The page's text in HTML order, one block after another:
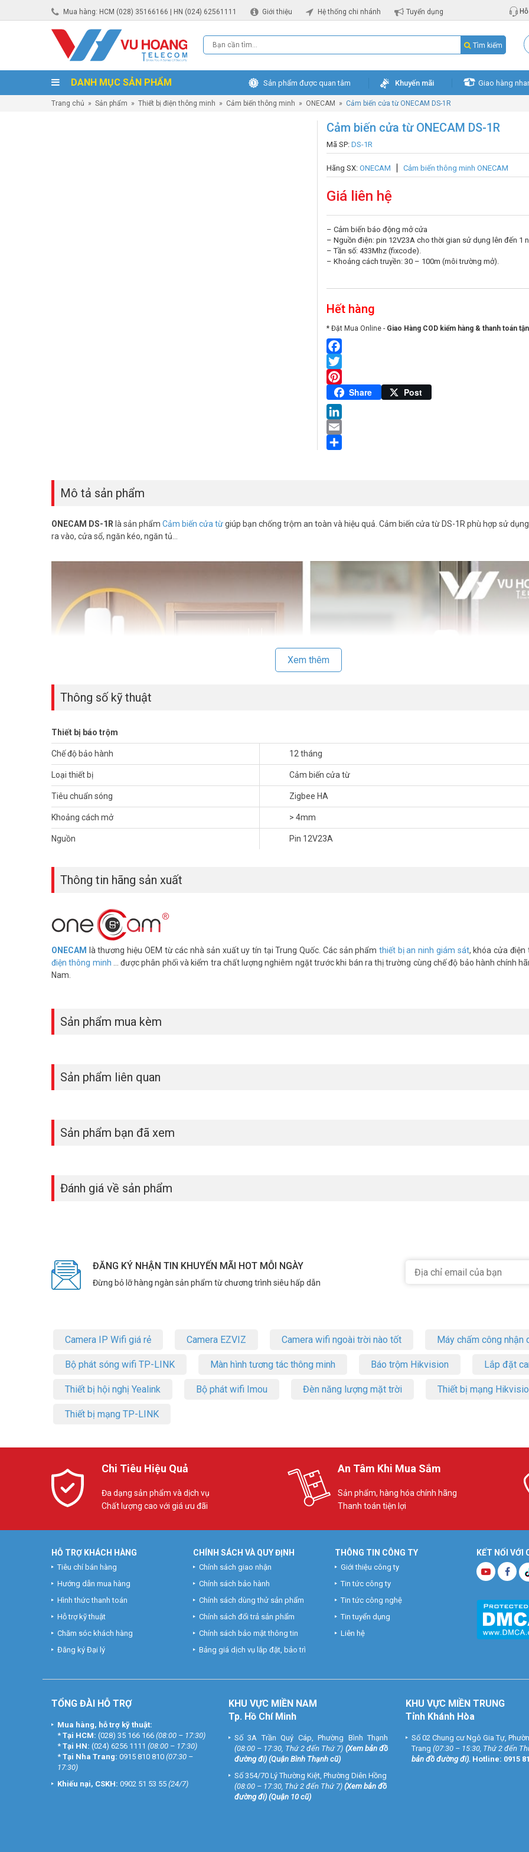
Mua hàng: HCM (028) 35166166 | HN (024) 62561111 Giới thiệu Hệ thống chi nhánh Tuyển dụng Hỗ
Tìm kiếm
DANH MỤC SẢN PHẨM Sản phẩm được quan tâm Khuyến mãi Giao hàng
Trang chủ » Sản phẩm » Thiết bị điện thông minh » Cảm biến thông minh » ONECAM » Cảm biến cửa từ ONECAM DS-1R
Cảm biến cửa từ ONECAM DS-1R
Mã SP: DS-1R
Hãng SX: ONECAM Cảm biến thông minh ONECAM
Giá liên hệ
– Cảm biến báo động mở cửa
– Nguồn điện: pin 12V23A cho thời gian sử dụng lên đến 1
– Tần số: 433Mhz (fixcode).
– Khoảng cách truyền: 30 – 100m (môi trường mở).
Hết hàng
* Đặt Mua Online - Giao Hàng COD kiểm hàng & thanh toán
Facebook
Twitter
Pinterest
Share Post
LinkedIn
Email
Mô tả sản phẩm
ONECAM DS-1R là sản phẩm Cảm biến cửa từgiúp bạn chống trộm an toàn và hiệu quả. Cảm biến cửa từ DS-1R phù hợp sử
ra vào, cửa sổ, ngăn kéo, ngăn tủ…
phép bạn gắn cảm biến lên cửa sổ hoặc cửa ra vào dễ dàng.
năm không cần thay.
Thông số kỹ thuật cảm biến mở cửa ONECAM DS-1R
Xem thêm
Thông số kỹ thuật
Thiết bị báo trộm
Chế độ bảo hành 12 tháng
Loại thiết bị Cảm biến cửa từ
Tiêu chuẩn sóng Zigbee HA
Khoảng cách mở > 4mm
Nguồn Pin 12V23A
Thông tin hãng sản xuất
ONECAM là thương hiệu OEM từ các nhà sản xuất uy tín tại Trung Quốc. Các sản phẩmthiết bị an ninh giám sát, khóa cửa
điện thông minh ... được phân phối và kiểm tra chất lượng nghiêm ngặt trước khi bán ra thị trường cùng chế độ bảo hành chính
Nam.
Sản phẩm mua kèm
Sản phẩm liên quan
Sản phẩm bạn đã xem
Đánh giá về sản phẩm
ĐĂNG KÝ NHẬN TIN KHUYẾN MÃI HOT MỖI NGÀY
Đừng bỏ lỡ hàng ngàn sản phẩm từ chương trình siêu hấp dẫn
Camera IP Wifi giá rẻ Camera EZVIZ Camera wifi ngoài trời nào tốt Máy chấm công nhận
Bộ phát sóng wifi TP-LINK Màn hình tương tác thông minh Báo trộm Hikvision Lắp đặt
Thiết bị hội nghị Yealink Bộ phát wifi Imou Đèn năng lượng mặt trời Thiết bị mạng
Thiết bị mạng TP-LINK
Chi Tiêu Hiệu Quả
Đa dạng sản phẩm và dịch vụ
Chất lượng cao với giá ưu đãi
An Tâm Khi Mua Sắm
Sản phẩm, hàng hóa chính hãng
Thanh toán tiện lợi
KẾT NỐI VỚI
HỖ TRỢ KHÁCH HÀNG
Tiêu chí bán hàng
Hướng dẫn mua hàng
Hình thức thanh toán
Hỗ trợ kỹ thuật
Chăm sóc khách hàng
Đăng ký Đại lý
CHÍNH SÁCH VÀ QUY ĐỊNH
Chính sách giao nhận
Chính sách bảo hành
Chính sách dùng thử sản phẩm
Chính sách đổi trả sản phẩm
Chính sách bảo mật thông tin
Bảng giá dịch vụ lắp đặt, bảo trì
THÔNG TIN CÔNG TY
Giới thiệu công ty
Tin tức công ty
Tin tức công nghệ
Tin tuyển dụng
Liên hệ
TỔNG ĐÀI HỖ TRỢ
Mua hàng, hỗ trợ kỹ thuật:
* Tại HCM: (028) 35 166 166 (08:00 – 17:30)
* Tại HN: (024) 6256 1111 (08:00 – 17:30)
* Tại Nha Trang: 0915 810 810 (07:30 –
17:30)
Khiếu nại, CSKH: 0902 51 53 55 (24/7)
KHU VỰC MIỀN NAM
Tp. Hồ Chí Minh
Số 3A Trần Quý Cáp, Phường Bình Thạnh
(08:00 – 17:30, Thứ 2 đến Thứ 7) (Xem bản đồ
đường đi) (Quận Bình Thạnh cũ)
Số 354/70 Lý Thường Kiệt, Phường Diên Hồng
(08:00 – 17:30, Thứ 2 đến Thứ 7) (Xem bản đồ
đường đi) (Quận 10 cũ)
KHU VỰC MIỀN TRUNG
Tỉnh Khánh Hòa
Số 02 Chung cư Ngô Gia Tự,
Trang (07:30 – 15:30, Thứ 2 đến
bản đồ đường đi). Hotline: 0915